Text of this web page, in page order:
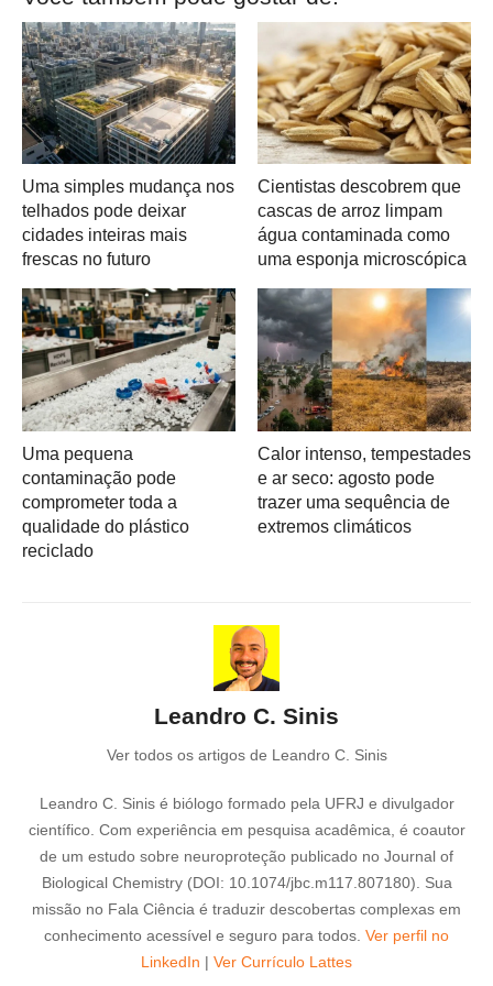
Uma simples mudança nos
telhados pode deixar
cidades inteiras mais
frescas no futuro
Cientistas descobrem que
cascas de arroz limpam
água contaminada como
uma esponja microscópica
Uma pequena
contaminação pode
comprometer toda a
qualidade do plástico
reciclado
Calor intenso, tempestades
e ar seco: agosto pode
trazer uma sequência de
extremos climáticos
Leandro C. Sinis
Ver todos os artigos de Leandro C. Sinis
Leandro C. Sinis é biólogo formado pela UFRJ e divulgador
científico. Com experiência em pesquisa acadêmica, é coautor
de um estudo sobre neuroproteção publicado no Journal of
Biological Chemistry (DOI: 10.1074/jbc.m117.807180). Sua
missão no Fala Ciência é traduzir descobertas complexas em
conhecimento acessível e seguro para todos. Ver perfil no
LinkedIn | Ver Currículo Lattes